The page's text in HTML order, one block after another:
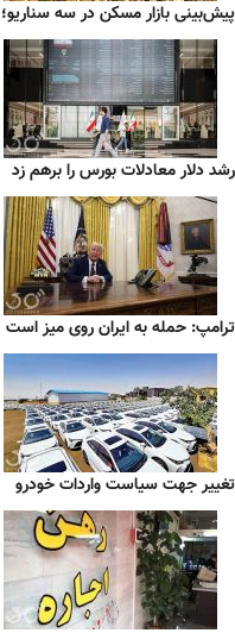
پیش‌بینی بازار مسکن در سه
رشد دلار معادلات بورس را برهم زد
ترامپ: حمله به ایران روی میز است
تغییر جهت سیاست واردات خودرو